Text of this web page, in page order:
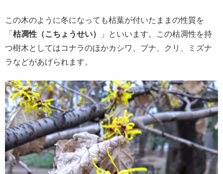
この木のように冬になっても枯葉が付いたままの性質を
「 枯凋性（こちょうせい）
」といいます。この枯凋性を持
つ樹木としてはコナラのほかカシワ、ブナ、クリ、ミズナ
ラなどがあげられます。